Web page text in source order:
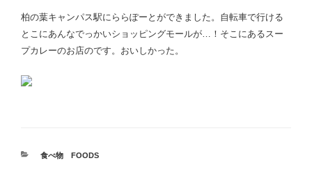
柏の葉キャンパス駅にららぽーとができました。自転車で行ける
とこにあんなでっかいショッピングモールが…！そこにあるスー
プカレーのお店のです。おいしかった。
カ
食べ物 FOODS